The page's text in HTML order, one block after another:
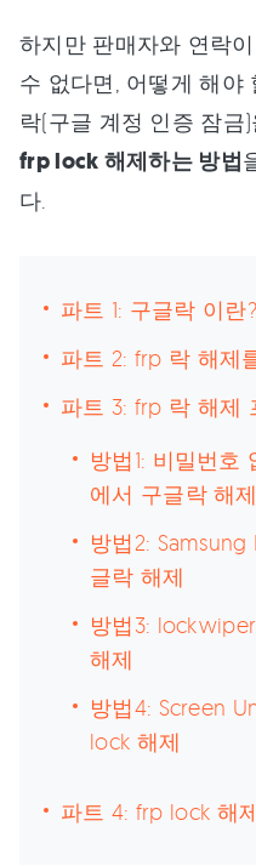
하지만 판매자와 연락
수 없다면, 어떻게 해야
락(구글 계정 인증 잠금
frp lock 해제하는 방법
다.
파트 1: 구글락 이란?
파트 2: frp 락 해제
파트 3: frp 락 해제
방법1: 비밀번호
에서 구글락 해제
방법2:
글락 해제
방법3:
해제
방법4: Screen
lock 해제
파트 4: frp lock 해